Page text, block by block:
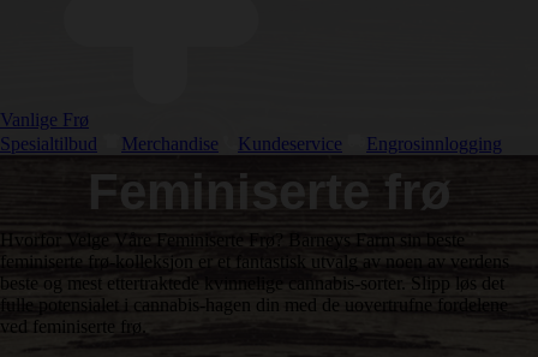
Vanlige Frø
Spesialtilbud
Merchandise Kundeservice Engrosinnlogging
Feminiserte frø
Hvorfor Velge Våre Feminiserte Frø? Barneys Farm sin beste
feminiserte frø-kolleksjon er et fantastisk utvalg av noen av verdens
beste og mest ettertraktede kvinnelige cannabis-sorter. Slipp løs det
fulle potensialet i cannabis-hagen din med de uovertrufne fordelene
ved feminiserte frø.